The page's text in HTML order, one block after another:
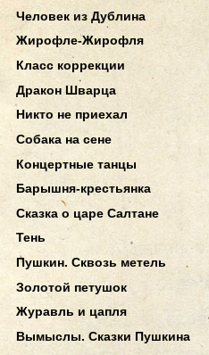
Человек из Дублина
Жирофле-Жирофля
Класс коррекции
Дракон Шварца
Никто не приехал
Собака на сене
Концертные танцы
Барышня-крестьянка
Сказка о царе Салтане
Тень
Пушкин. Сквозь метель
Золотой петушок
Журавль и цапля
Вымыслы. Сказки Пушкина